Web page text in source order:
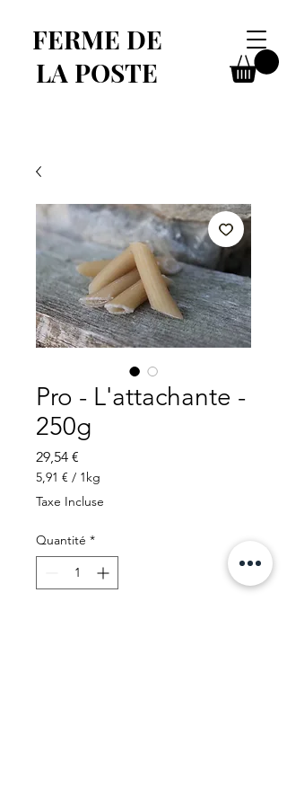
FERME DE
LA POSTE
Pro - L'attachante -
250g
29,54 €
5,91 € / 1kg
5,91 €
pour
Kilogramme
Taxe Incluse
Quantité *